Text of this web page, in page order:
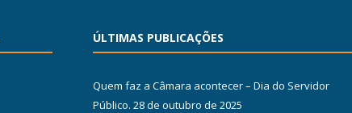
ÚLTIMAS PUBLICAÇÕES
Quem faz a Câmara acontecer – Dia do Servidor
Público. 28 de outubro de 2025